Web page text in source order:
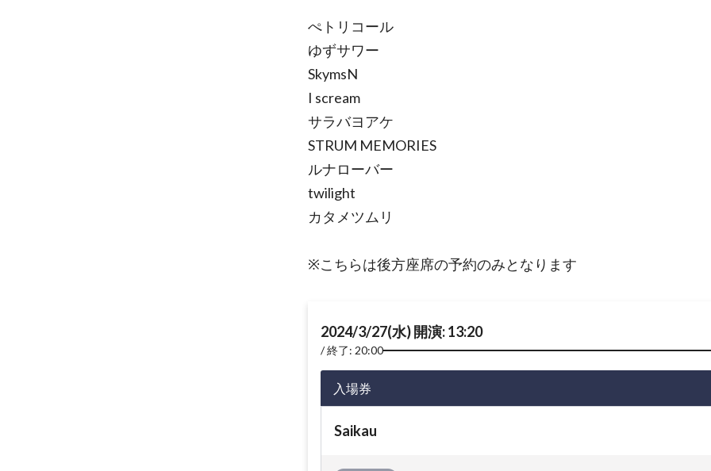
ぺトリコール
ゆずサワー
SkymsN
I scream
サラバヨアケ
STRUM MEMORIES
ルナローバー
twilight
カタメツムリ
※こちらは後方座席の予約のみとなります
2024/3/27(水) 開演: 13:20
終了: 20:00
入場券
Saikau